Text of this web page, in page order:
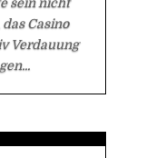
Casino
Verdauung